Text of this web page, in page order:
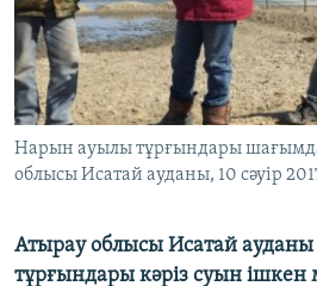
ЖАЗЫЛЫҢЫЗ
Басқа тілдерде
Нарын ауылы тұрғындары
облысы Исатай ауданы, 10 cәуір
Атырау облысы Исатай
тұрғындары кәріз суын